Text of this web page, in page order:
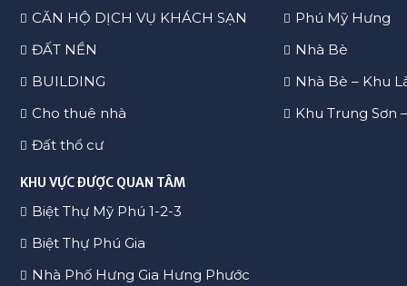
CĂN HỘ DỊCH VỤ KHÁCH SẠN
ĐẤT NỀN
BUILDING
Cho thuê nhà
Đất thổ cư
Phú Mỹ Hưng
Nhà Bè
Nhà Bè – Khu
Khu Trung Sơn
KHU VỰC ĐƯỢC QUAN TÂM
Biệt Thự Mỹ Phú 1-2-3
Biệt Thự Phú Gia
Nhà Phố Hưng Gia Hưng Phước